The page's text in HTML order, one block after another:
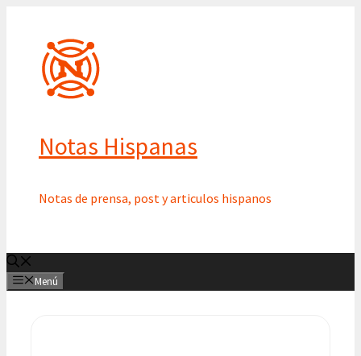
contenido
Notas Hispanas
Notas de prensa, post y articulos hispanos
Menú